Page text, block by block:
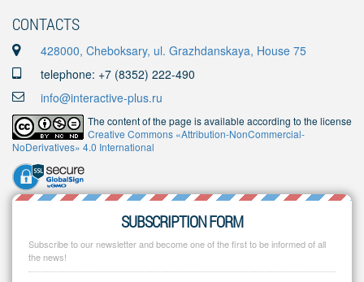
CONTACTS
428000, Cheboksary, ul. Grazhdanskaya, House 75
telephone: +7 (8352) 222-490
info@interactive-plus.ru
The content of the page is available according to the license
Creative Commons «Attribution-NonCommercial-
NoDerivatives» 4.0 International
SUBSCRIPTION FORM
Subscribe to our newsletter and become one of the first to be informed of all
the news!